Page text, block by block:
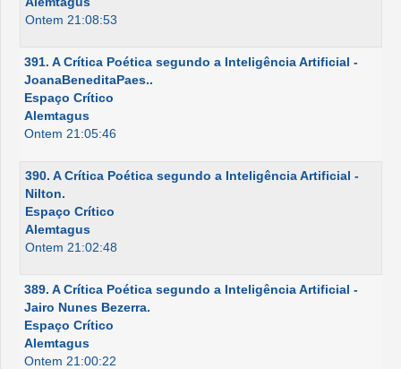
Ontem 21:08:53
391. A Crítica Poética segundo a Inteligência Artificial -
JoanaBeneditaPaes..
Espaço Crítico
Alemtagus
Ontem 21:05:46
390. A Crítica Poética segundo a Inteligência Artificial -
Nilton.
Espaço Crítico
Alemtagus
Ontem 21:02:48
389. A Crítica Poética segundo a Inteligência Artificial -
Jairo Nunes Bezerra.
Espaço Crítico
Alemtagus
Ontem 21:00:22